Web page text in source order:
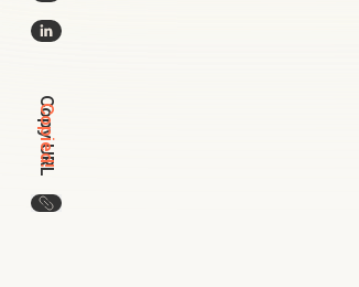
Copy URL
Copied!
この記事のURLをコピー